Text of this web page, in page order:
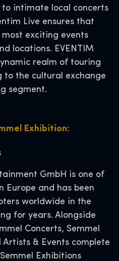
to intimate local concerts
Live ensures that
exciting events
locations. EVENTIM
realm of touring
to the cultural exchange
segment.
Exhibition:
GmbH is one of
Europe and has been
worldwide in the
for years. Alongside
Concerts, Semmel
Artists & Events complete
Exhibitions